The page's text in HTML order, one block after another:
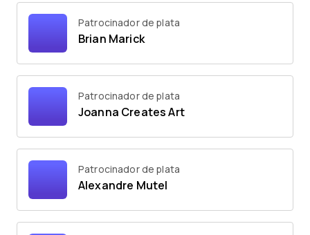
Patrocinador de plata
Brian Marick
Patrocinador de plata
Joanna Creates Art
Patrocinador de plata
Alexandre Mutel